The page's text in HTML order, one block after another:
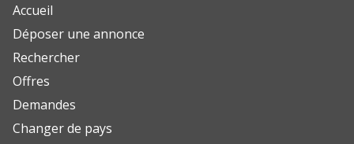
Accueil
Déposer une annonce
Rechercher
Offres
Demandes
Changer de pays